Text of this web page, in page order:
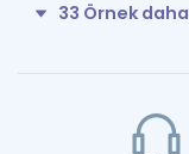
33 Örnek daha